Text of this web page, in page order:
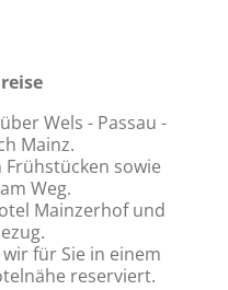
Wels - Passau -
Mainz.
sowie
Weg.
Mainzerhof und
für Sie in einem
reserviert.